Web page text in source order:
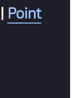
Point